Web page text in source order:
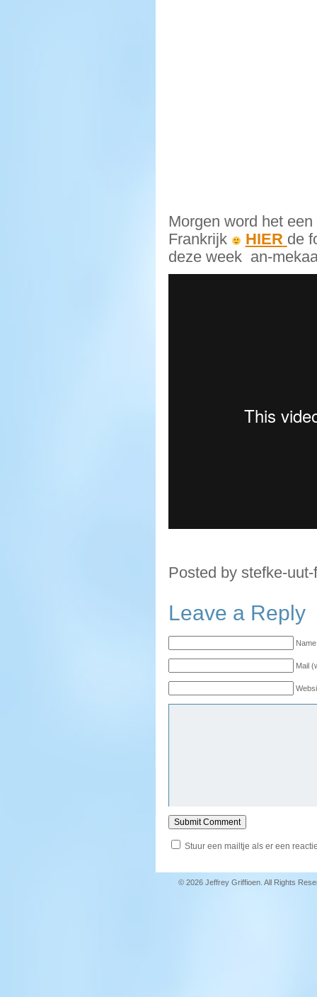
Morgen word het
Frankrijk
HIER de
deze week an-
Posted by stefke-
Leave a Reply
Mail
Stuur een mailtje als er een
© 2026 Jeffrey Griffioen. All Rights